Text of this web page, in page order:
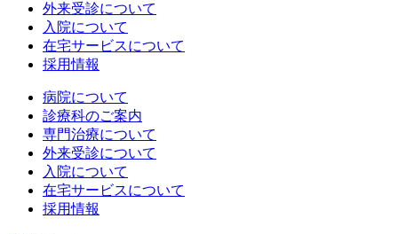
外来受診について
入院について
在宅サービスについて
採用情報
病院について
診療科のご案内
専門治療について
外来受診について
入院について
在宅サービスについて
採用情報